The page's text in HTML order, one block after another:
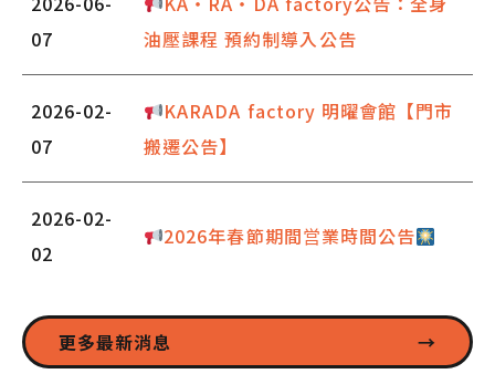
07
油壓課程 預約制導入公告
2026-02-
07
KARADA factory 明曜會館【門市
搬遷公告】
2026-02-
02
2026年春節期間営業時間公告
更多最新消息 →